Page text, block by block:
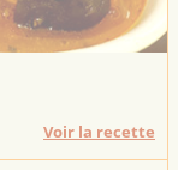
Voir la recette